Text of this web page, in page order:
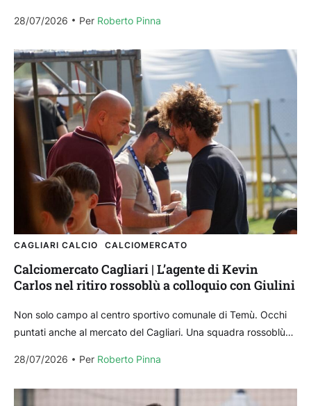
28/07/2026
Per Roberto Pinna
CAGLIARI CALCIO CALCIOMERCATO
Calciomercato Cagliari | L’agente di Kevin
Carlos nel ritiro rossoblù a colloquio con Giulini
Non solo campo al centro sportivo comunale di Temù. Occhi
puntati anche al mercato del Cagliari. Una squadra rossoblù
28/07/2026
Per Roberto Pinna